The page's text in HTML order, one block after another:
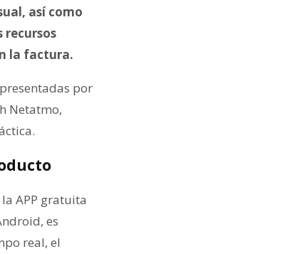
así como
recursos
la factura.
por
Netatmo,
APP gratuita
es
real, el